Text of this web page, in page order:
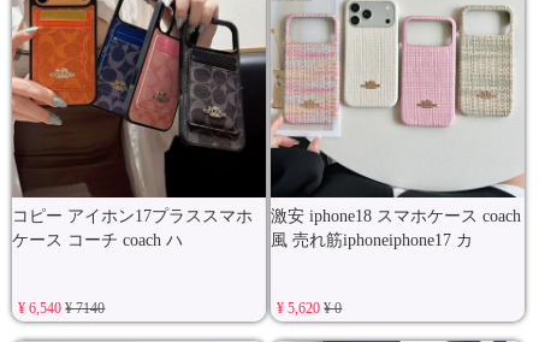
コピー アイホン17プラススマホ
ケース コーチ coach ハ
¥ 6,540¥ 7140
激安 iphone18 スマホケース coach
風 売れ筋iphoneiphone17 カ
¥ 5,620¥ 0